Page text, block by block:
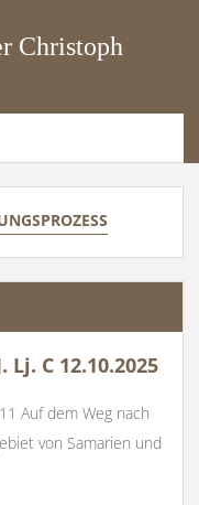
Christoph
C 12.10.2025
Auf dem Weg nach
von Samarien und